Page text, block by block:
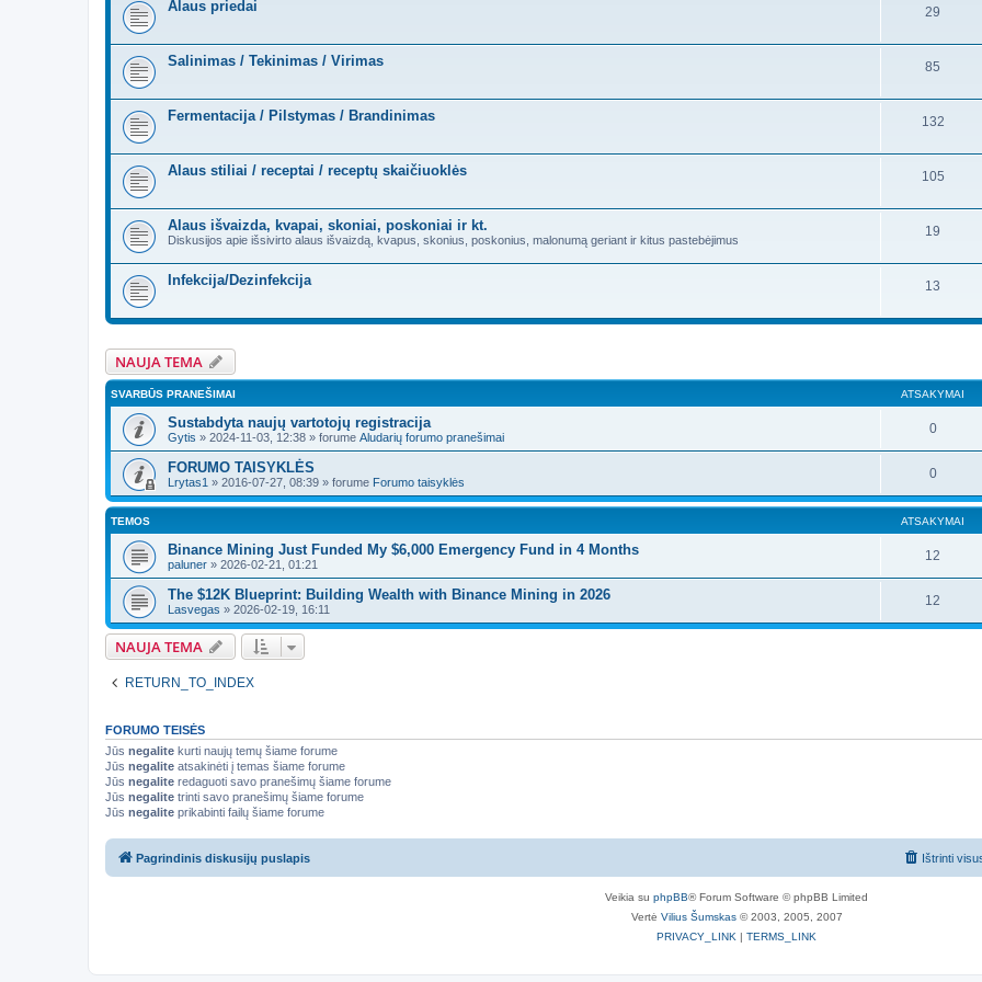
Alaus priedai 29
Salinimas / Tekinimas / Virimas 85
Fermentacija / Pilstymas / Brandinimas 132
Alaus stiliai / receptai / receptų skaičiuoklės 105
Alaus išvaizda, kvapai, skoniai, poskoniai ir kt.
Diskusijos apie išsivirto alaus išvaizdą, kvapus, skonius, poskonius, malonumą geriant ir kitus pastebėjimus
19
Infekcija/Dezinfekcija 13
NAUJA TEMA
SVARBŪS PRANEŠIMAI ATSAKYMAI
Sustabdyta naujų vartotojų registracija
Gytis » 2024-11-03, 12:38 » forume Aludarių forumo pranešimai
0
FORUMO TAISYKLĖS
Lrytas1 » 2016-07-27, 08:39 » forume Forumo taisyklės
0
TEMOS ATSAKYMAI
Binance Mining Just Funded My $6,000 Emergency Fund in 4 Months
paluner » 2026-02-21, 01:21
12
The $12K Blueprint: Building Wealth with Binance Mining in 2026
Lasvegas » 2026-02-19, 16:11
12
NAUJA TEMA
RETURN_TO_INDEX
FORUMO TEISĖS
Jūs negalite kurti naujų temų šiame forume
Jūs negalite atsakinėti į temas šiame forume
Jūs negalite redaguoti savo pranešimų šiame forume
Jūs negalite trinti savo pranešimų šiame forume
Jūs negalite prikabinti failų šiame forume
Pagrindinis diskusijų puslapis Ištrinti
Veikia su phpBB® Forum Software © phpBB Limited
Vertė Vilius Šumskas© 2003, 2005, 2007
PRIVACY_LINK | TERMS_LINK